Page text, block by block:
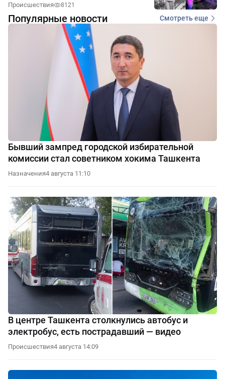
Происшествия 8121
Популярные новости Смотреть еще
Бывший зампред городской избирательной
комиссии стал советником хокима Ташкента
Назначения4 августа 11:10
В центре Ташкента столкнулись автобус и
электробус, есть пострадавший — видео
Происшествия4 августа 14:09